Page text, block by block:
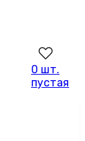
0 шт.
пустая